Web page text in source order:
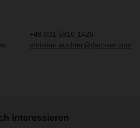
+49 831 5916-1426
christian.auchter@dachser.com
interessieren